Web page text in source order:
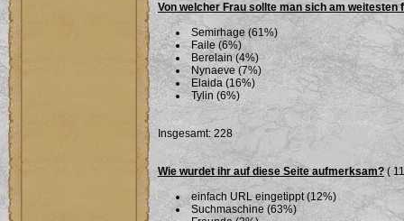
Von welcher Frau sollte man sich am weitesten
Semirhage (61%)
Faile (6%)
Berelain (4%)
Nynaeve (7%)
Elaida (16%)
Tylin (6%)
Insgesamt: 228
Wie wurdet ihr auf diese Seite aufmerksam? (
einfach URL eingetippt (12%)
Suchmaschine (63%)